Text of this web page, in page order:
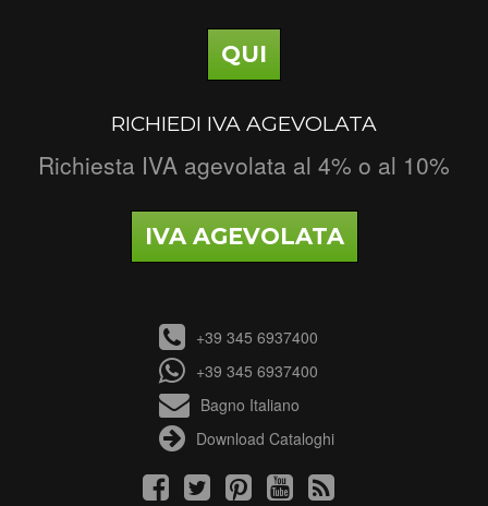
QUI
RICHIEDI IVA AGEVOLATA
Richiesta IVA agevolata al 4% o al 10%
IVA AGEVOLATA
+39 345 6937400
+39 345 6937400
Bagno Italiano
Download Cataloghi